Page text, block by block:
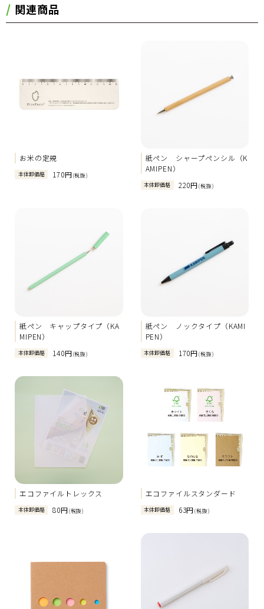
関連商品
お米の定規
本体卸価格 170円(税抜)
紙ペン シャープペンシル（K
AMIPEN）
本体卸価格 220円(税抜)
紙ペン キャップタイプ（KA
MIPEN）
本体卸価格 140円(税抜)
紙ペン ノックタイプ（KAMI
PEN）
本体卸価格 170円(税抜)
エコファイルトレックス
本体卸価格 80円(税抜)
エコファイルスタンダード
本体卸価格 63円(税抜)